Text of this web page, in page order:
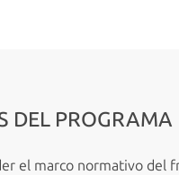
DEL PROGRAMA
el marco normativo del